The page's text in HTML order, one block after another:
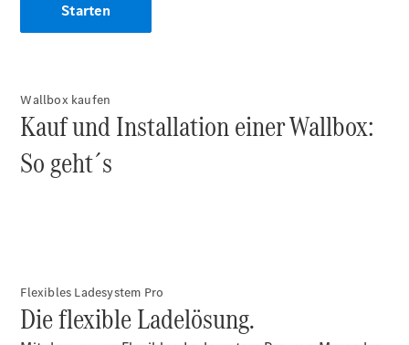
Digitale
Starten
Wallbox kaufen
Kauf und Installation einer Wallbox:
So geht´s
Flexibles Ladesystem Pro
Die flexible Ladelösung.